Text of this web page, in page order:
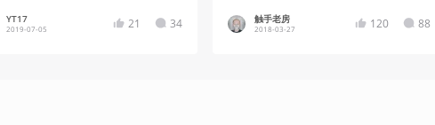
YT17
2019-07-05 21 34 触手老房
2018-03-27 120 88